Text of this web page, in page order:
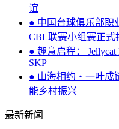
谊
● 中国台球俱乐部职
CBL联赛小组赛正式
● 趣意启程：
SKP
● 山海相约・一叶成
能乡村振兴
最新新闻